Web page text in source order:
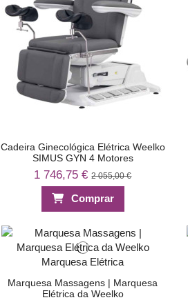
Cadeira Ginecológica Elétrica Weelko
SIMUS GYN 4 Motores
1 746,75 €2 055,00 €
Comprar
Marquesa Massagens | Marquesa
Elétrica da Weelko